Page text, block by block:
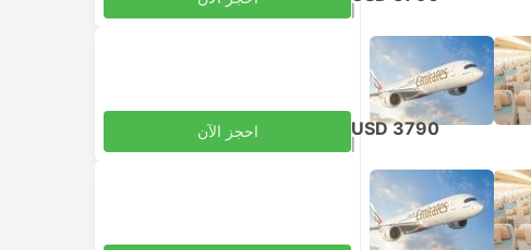
USD 3790 احجز الآن